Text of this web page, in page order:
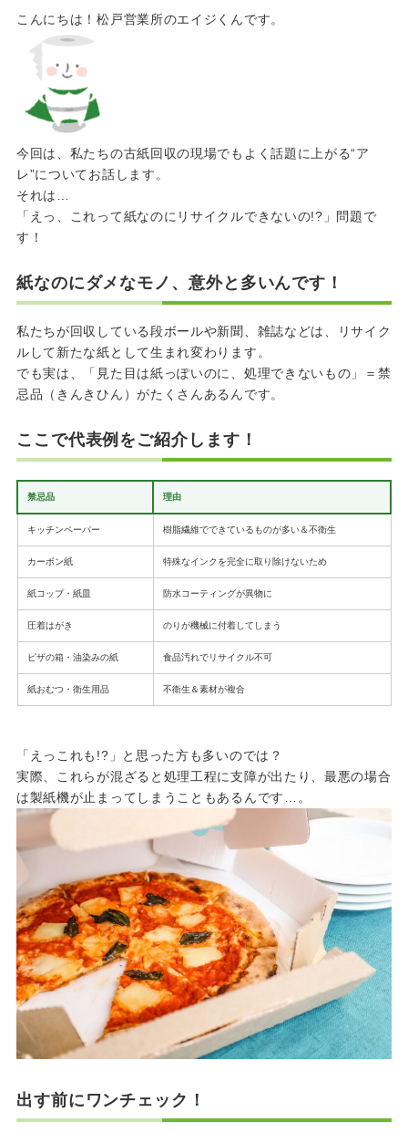
こんにちは！松戸営業所のエイジくんです。
今回は、私たちの古紙回収の現場でもよく話題に上がる“ア
レ”についてお話します。
それは…
「えっ、これって紙なのにリサイクルできないの!?」問題で
す！
紙なのにダメなモノ、意外と多いんです！
私たちが回収している段ボールや新聞、雑誌などは、リサイク
ルして新たな紙として生まれ変わります。
でも実は、「見た目は紙っぽいのに、処理できないもの」＝禁
忌品（きんきひん）がたくさんあるんです。
ここで代表例をご紹介します！
禁忌品 理由
キッチンペーパー 樹脂繊維でできているものが多い＆不衛生
カーボン紙 特殊なインクを完全に取り除けないため
紙コップ・紙皿 防水コーティングが異物に
圧着はがき のりが機械に付着してしまう
ピザの箱・油染みの紙 食品汚れでリサイクル不可
紙おむつ・衛生用品 不衛生＆素材が複合
「えっこれも!?」と思った方も多いのでは？
実際、これらが混ざると処理工程に支障が出たり、最悪の場合
は製紙機が止まってしまうこともあるんです…。
出す前にワンチェック！